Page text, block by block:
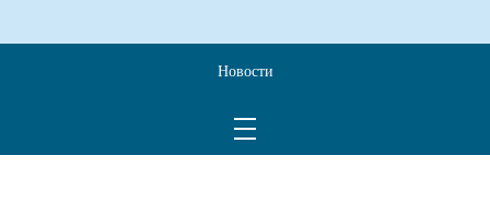
Анкета для родителей учащихся.doc
Новости